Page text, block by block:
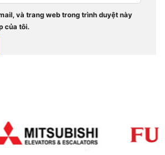
và trang web trong trình duyệt này
của tôi.